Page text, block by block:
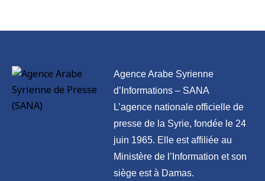
Agence Arabe Syrienne
d’Informations – SANA
L’agence nationale officielle de
presse de la Syrie, fondée le 24
juin 1965. Elle est affiliée au
Ministère de l’Information et son
siège est à Damas.